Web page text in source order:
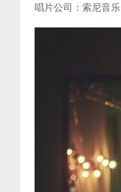
唱片公司：索尼音乐